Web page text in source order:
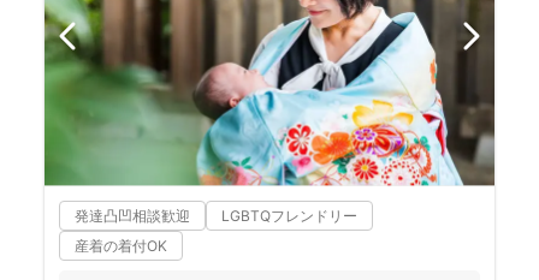
発達凸凹相談歓迎
LGBTQフレンドリー
産着の着付OK